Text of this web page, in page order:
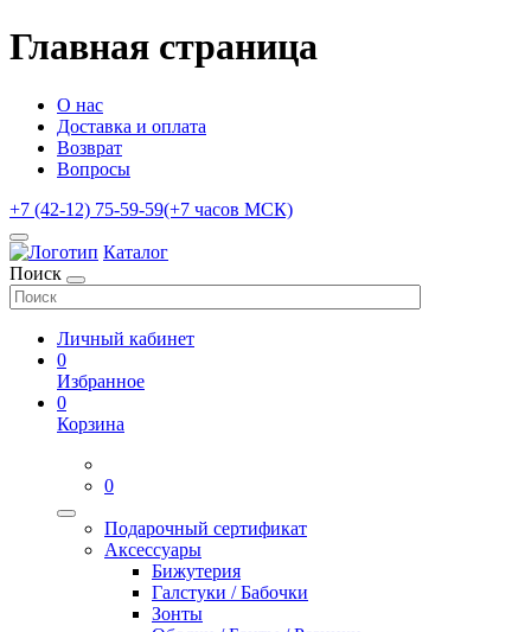
Главная страница
О нас
Доставка и оплата
Возврат
Вопросы
+7 (42-12) 75-59-59(+7 часов МСК)
Каталог
Поиск
Личный кабинет
0
Избранное
0
Корзина
0
Подарочный сертификат
Аксессуары
Бижутерия
Галстуки / Бабочки
Зонты